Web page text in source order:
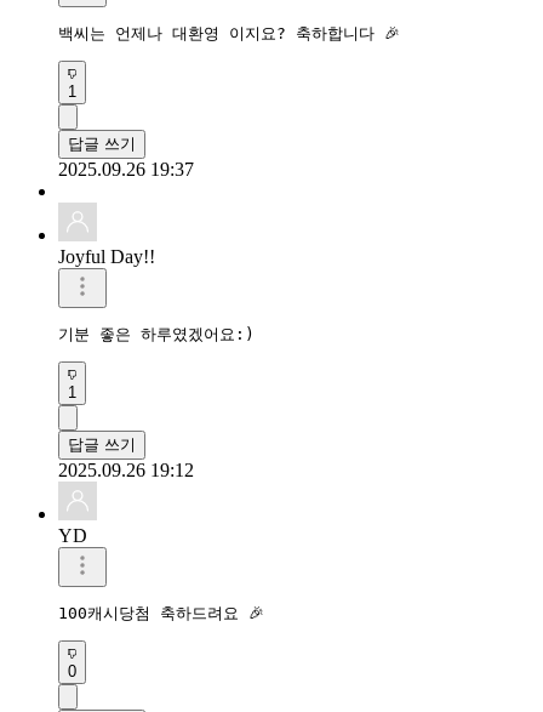
백씨는 언제나 대환영 이지요? 축하합니다 🎉
1
답글 쓰기
2025.09.26 19:37
Joyful Day!!
기분 좋은 하루였겠어요:)
1
답글 쓰기
2025.09.26 19:12
YD
100캐시당첨 축하드려요 🎉
0